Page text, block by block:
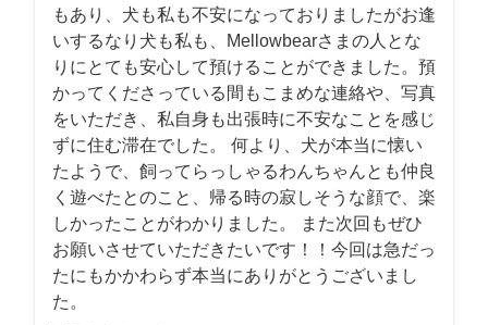
もあり、犬も私も不安になっておりましたがお逢
いするなり犬も私も、Mellowbearさまの人とな
りにとても安心して預けることができました。預
かってくださっている間もこまめな連絡や、写真
をいただき、私自身も出張時に不安なことを感じ
ずに住む滞在でした。 何より、犬が本当に懐い
たようで、飼ってらっしゃるわんちゃんとも仲良
く遊べたとのこと、帰る時の寂しそうな顔で、楽
しかったことがわかりました。 また次回もぜひ
お願いさせていただきたいです！！今回は急だっ
たにもかかわらず本当にありがとうございまし
た。